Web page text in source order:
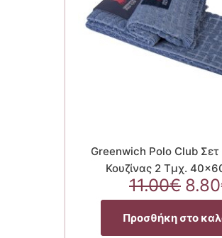
Greenwich Polo Club Σετ
Κουζίνας 2 Tμχ.
11.00€
was:
8.80
Προσθήκη στο